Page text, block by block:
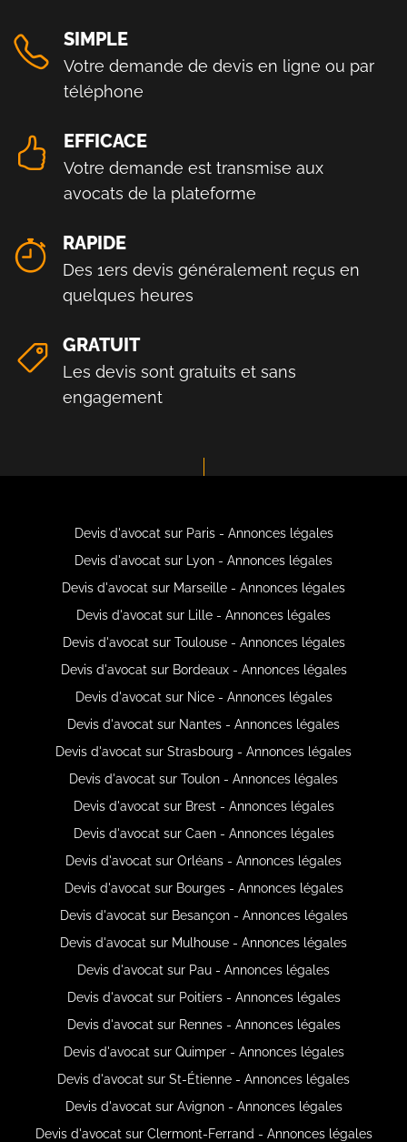
SIMPLE
Votre demande de devis en ligne ou par
téléphone
EFFICACE
Votre demande est transmise aux
avocats de la plateforme
RAPIDE
Des 1ers devis généralement reçus en
quelques heures
GRATUIT
Les devis sont gratuits et sans
engagement
Devis d'avocat sur Paris - Annonces légales
Devis d'avocat sur Lyon - Annonces légales
Devis d'avocat sur Marseille - Annonces légales
Devis d'avocat sur Lille - Annonces légales
Devis d'avocat sur Toulouse - Annonces légales
Devis d'avocat sur Bordeaux - Annonces légales
Devis d'avocat sur Nice - Annonces légales
Devis d'avocat sur Nantes - Annonces légales
Devis d'avocat sur Strasbourg - Annonces légales
Devis d'avocat sur Toulon - Annonces légales
Devis d'avocat sur Brest - Annonces légales
Devis d'avocat sur Caen - Annonces légales
Devis d'avocat sur Orléans - Annonces légales
Devis d'avocat sur Bourges - Annonces légales
Devis d'avocat sur Besançon - Annonces légales
Devis d'avocat sur Mulhouse - Annonces légales
Devis d'avocat sur Pau - Annonces légales
Devis d'avocat sur Poitiers - Annonces légales
Devis d'avocat sur Rennes - Annonces légales
Devis d'avocat sur Quimper - Annonces légales
Devis d'avocat sur St-Étienne - Annonces légales
Devis d'avocat sur Avignon - Annonces légales
Devis d'avocat sur Clermont-Ferrand - Annonces légales